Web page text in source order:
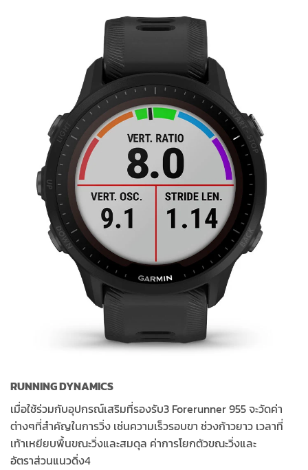
RUNNING DYNAMICS
เมื่อใช้ร่วมกับอุปกรณ์เสริมที่รองรับ3 Forerunner 955 จะวัดค่า
ต่างๆที่สำคัญในการวิ่ง เช่นความเร็วรอบขา ช่วงก้าวยาว เวลาที่
เท้าเหยียบพื้นขณะวิ่งและสมดุล ค่าการโยกตัวขณะวิ่งและ
อัตราส่วนแนวดิ่ง4